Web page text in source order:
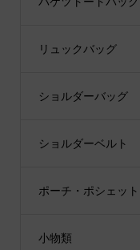
リュックバッグ
ショルダーバッグ
ショルダーベルト
ポーチ・ポシェット
小物類